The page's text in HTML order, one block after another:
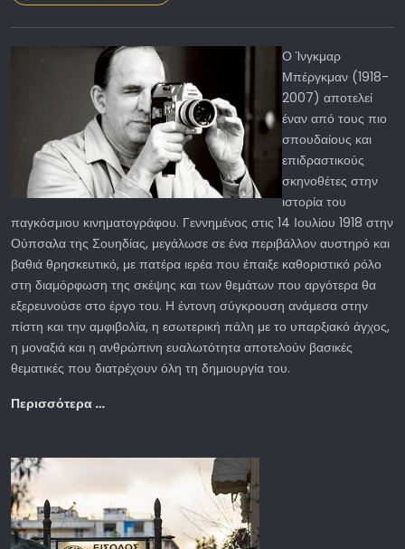
Ο Ίνγκμαρ
Μπέργκμαν (1918-
2007) αποτελεί
έναν από τους πιο
σπουδαίους και
επιδραστικούς
σκηνοθέτες στην
ιστορία του
παγκόσμιου κινηματογράφου. Γεννημένος στις 14 Ιουλίου 1918 στην
Ούπσαλα της Σουηδίας, μεγάλωσε σε ένα περιβάλλον αυστηρό και
βαθιά θρησκευτικό, με πατέρα ιερέα που έπαιξε καθοριστικό ρόλο
στη διαμόρφωση της σκέψης και των θεμάτων που αργότερα θα
εξερευνούσε στο έργο του. Η έντονη σύγκρουση ανάμεσα στην
πίστη και την αμφιβολία, η εσωτερική πάλη με το υπαρξιακό άγχος,
η μοναξιά και η ανθρώπινη ευαλωτότητα αποτελούν βασικές
θεματικές που διατρέχουν όλη τη δημιουργία του.
Περισσότερα …